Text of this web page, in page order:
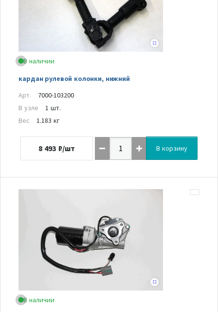
В наличии
кардан рулевой колонки, нижний
Арт.
7000-103200
В узле
1 шт.
Вес
1.183 кг
8 493 ₽/шт В корзину
В наличии